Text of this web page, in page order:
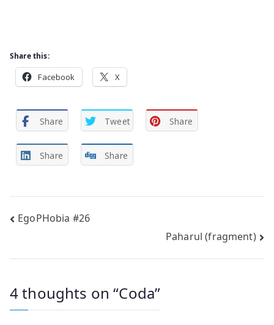
Share this:
Facebook X
Share Tweet Share
Share Share
Post
EgoPHobia #26
Paharul (fragment)
4 thoughts on “Coda”